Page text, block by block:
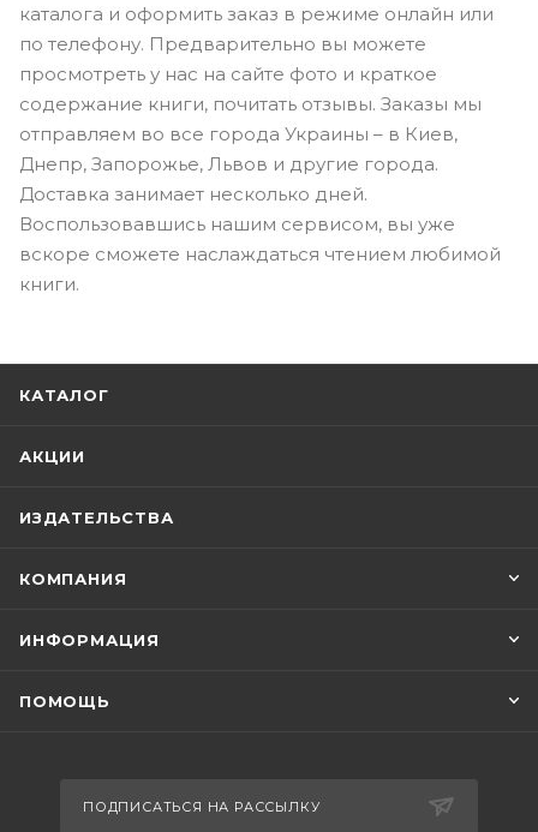
каталога и оформить заказ в режиме онлайн или
по телефону. Предварительно вы можете
просмотреть у нас на сайте фото и краткое
содержание книги, почитать отзывы. Заказы мы
отправляем во все города Украины – в Киев,
Днепр, Запорожье, Львов и другие города.
Доставка занимает несколько дней.
Воспользовавшись нашим сервисом, вы уже
вскоре сможете наслаждаться чтением любимой
книги.
КАТАЛОГ
АКЦИИ
ИЗДАТЕЛЬСТВА
КОМПАНИЯ
ИНФОРМАЦИЯ
ПОМОЩЬ
ПОДПИСАТЬСЯ НА РАССЫЛКУ